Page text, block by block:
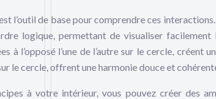
l’outil de base pour comprendre ces
logique, permettant de visualiser facilement
à l’opposé l’une de l’autre sur le cercle, créent
le cercle, offrent une harmonie douce et
à votre intérieur, vous pouvez créer des